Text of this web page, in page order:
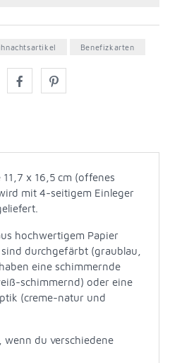
Benefizkarten
x 16,5 cm (offenes
mit 4-seitigem Einleger
hochwertigem Papier
durchgefärbt (graublau,
eine schimmernde
schimmernd) oder eine
(creme-natur und
wenn du verschiedene